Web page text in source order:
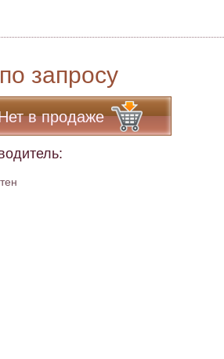
по запросу
в продаже